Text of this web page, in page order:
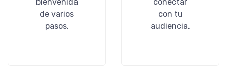
bienvenida
de varios
pasos.
conectar
con tu
audiencia.